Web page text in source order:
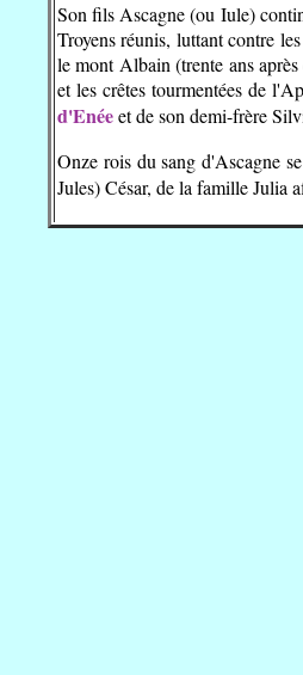
Son fils Ascagne (ou Iule)
Troyens réunis, luttant contre
le mont Albain (trente ans
et les crêtes tourmentées de
d'Enéeet de son demi-frère
Onze rois du sang d'Ascagne
Jules) César, de la famille Julia